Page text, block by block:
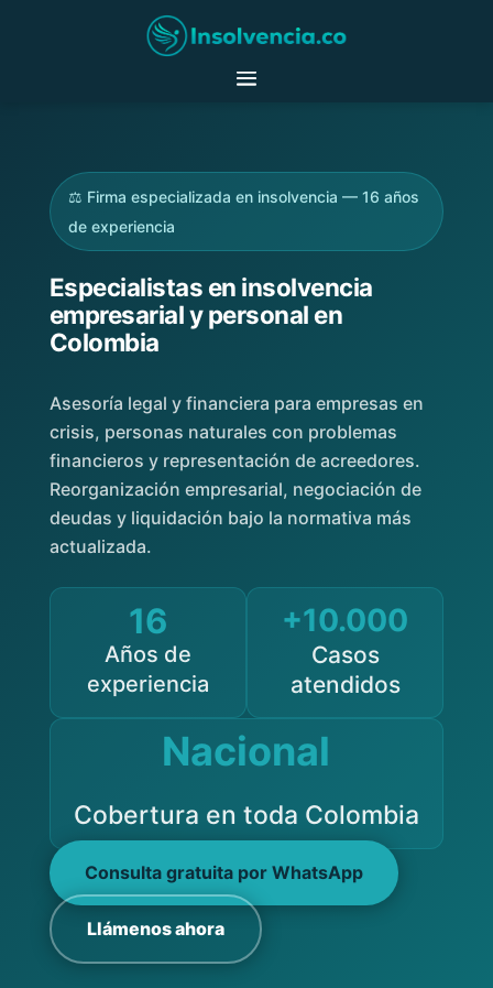
⚖️ Firma especializada en insolvencia — 16 años
de experiencia
Especialistas en insolvencia
empresarial y personal en
Colombia
Asesoría legal y financiera para empresas en
crisis, personas naturales con problemas
financieros y representación de acreedores.
Reorganización empresarial, negociación de
deudas y liquidación bajo la normativa más
actualizada.
16
Años de
experiencia
+10.000
Casos
atendidos
Nacional
Cobertura en toda Colombia
Consulta gratuita por WhatsApp
Llámenos ahora